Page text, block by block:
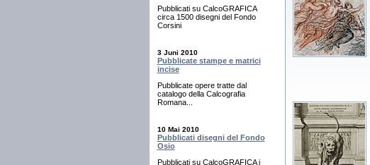
Pubblicati su CalcoGRAFICA
circa 1500 disegni del Fondo
Corsini
3 Juni 2010
Pubblicate stampe e matrici
incise
Pubblicate opere tratte dal
catalogo della Calcografia
Romana...
10 Mai 2010
Pubblicati disegni del Fondo
Osio
Pubblicati su CalcoGRAFICA i